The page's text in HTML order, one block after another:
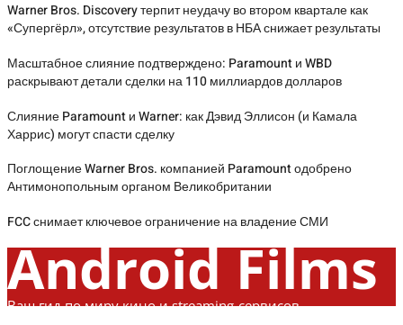
Warner Bros. Discovery терпит неудачу во втором квартале как
«Супергёрл», отсутствие результатов в НБА снижает результаты
Масштабное слияние подтверждено: Paramount и WBD
раскрывают детали сделки на 110 миллиардов долларов
Слияние Paramount и Warner: как Дэвид Эллисон (и Камала
Харрис) могут спасти сделку
Поглощение Warner Bros. компанией Paramount одобрено
Антимонопольным органом Великобритании
FCC снимает ключевое ограничение на владение СМИ
Android Films
Ваш гид по миру кино и streaming-сервисов